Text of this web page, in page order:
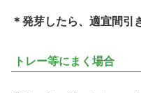
＊発芽したら、適宜間引
トレー等にまく場合